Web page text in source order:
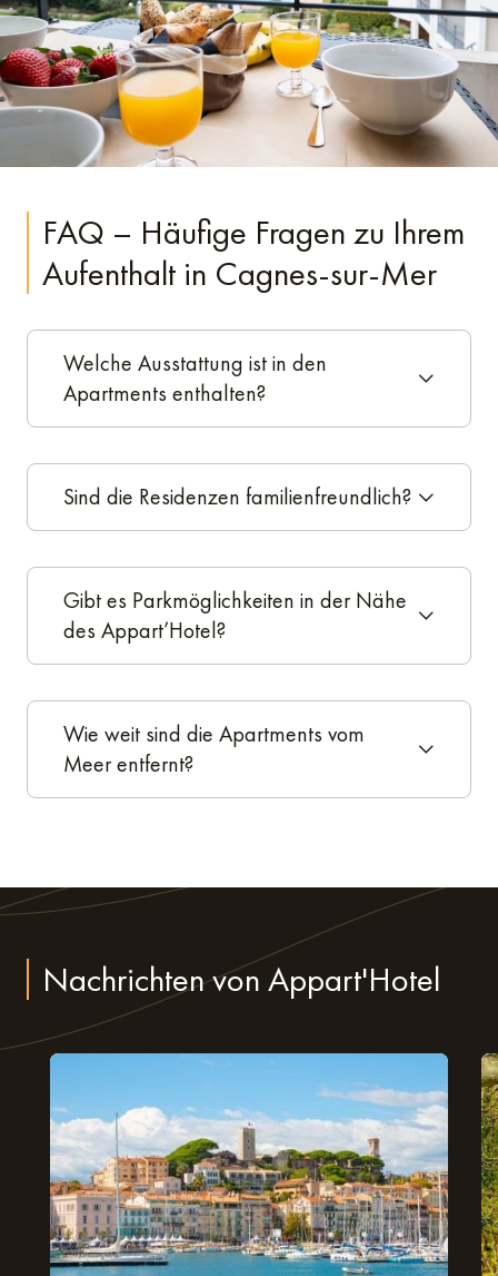
FAQ – Häufige Fragen zu Ihrem
Aufenthalt in Cagnes-sur-Mer
Welche Ausstattung ist in den
Apartments enthalten?
Sind die Residenzen familienfreundlich?
Gibt es Parkmöglichkeiten in der Nähe
des Appart’Hotel?
Wie weit sind die Apartments vom
Meer entfernt?
Nachrichten von Appart'Hotel